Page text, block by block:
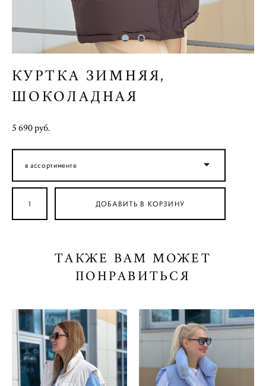
КУРТКА ЗИМНЯЯ,
ШОКОЛАДНАЯ
5 690 pуб.
в ассортименте
ДОБАВИТЬ В КОРЗИНУ
ТАКЖЕ ВАМ МОЖЕТ
ПОНРАВИТЬСЯ